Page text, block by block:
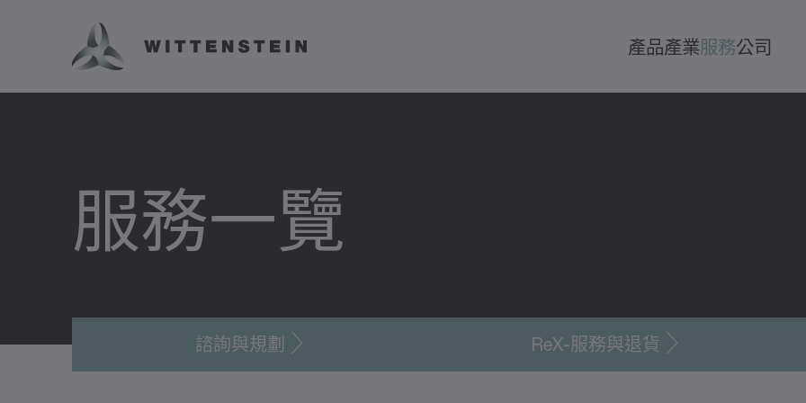
產品產業服務公司
服務一覽
諮詢與規劃 ReX-服務與退貨